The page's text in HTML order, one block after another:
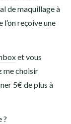
de maquillage à
l’on reçoive une
et vous
me choisir
5€ de plus à
?